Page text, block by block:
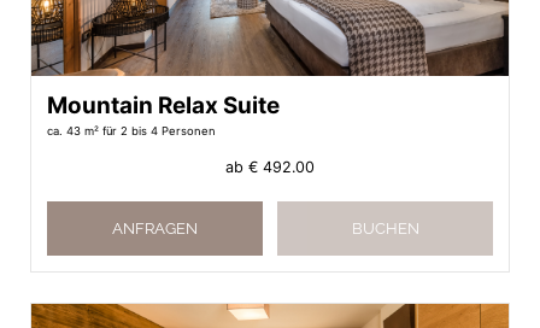
Mountain Relax Suite
ca. 43 m² für 2 bis 4 Personen
ab € 492.00
ANFRAGEN BUCHEN